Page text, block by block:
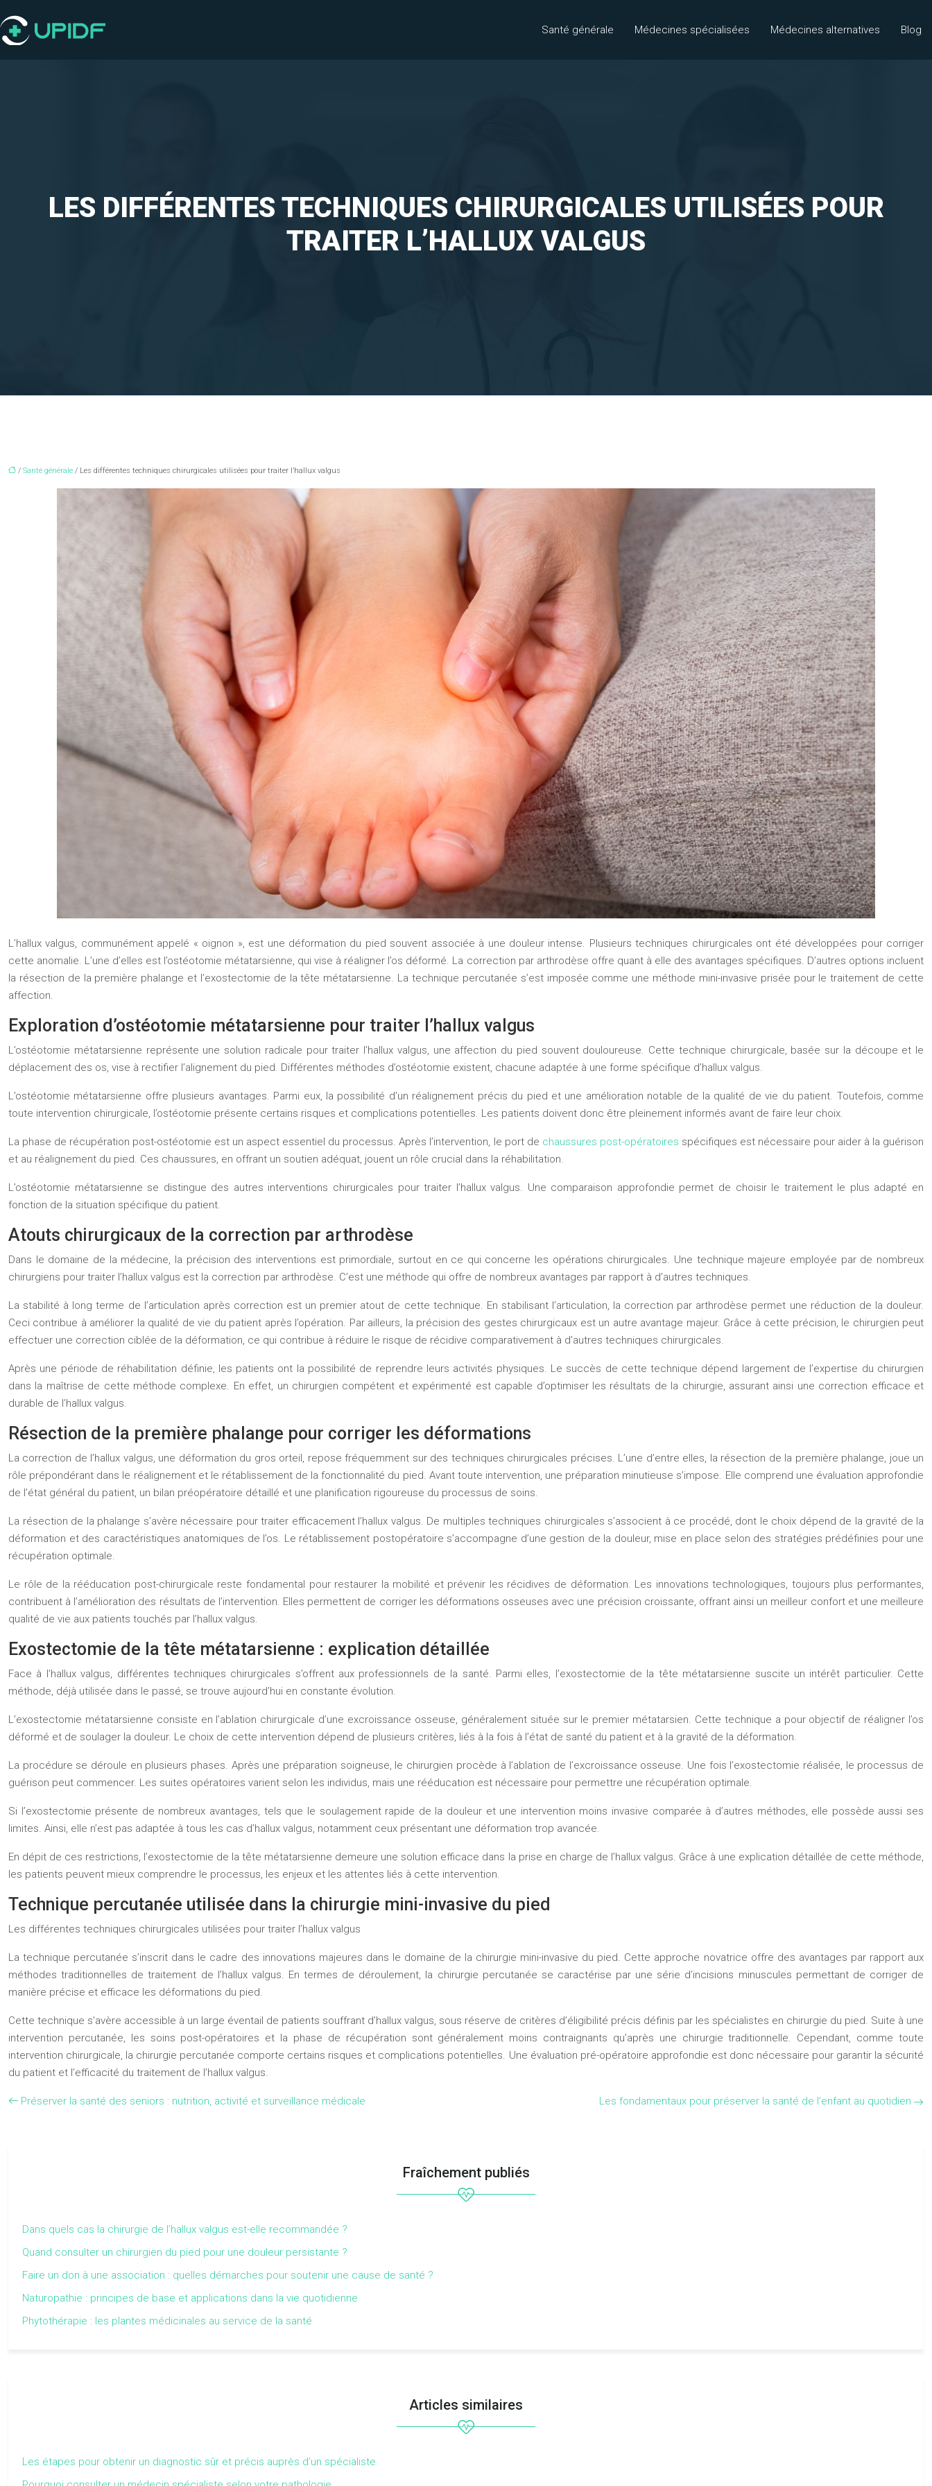
Santé générale Médecines spécialisées Médecines alternatives Blog
LES DIFFÉRENTES TECHNIQUES CHIRURGICALES UTILISÉES POUR
TRAITER L’HALLUX VALGUS
/ Santé générale / Les différentes techniques chirurgicales utilisées pour traiter l’hallux valgus
L’hallux valgus, communément appelé « oignon », est une déformation du pied souvent associée à une douleur intense. Plusieurs techniques chirurgicales ont été développées pour corriger
cette anomalie. L’une d’elles est l’ostéotomie métatarsienne, qui vise à réaligner l’os déformé. La correction par arthrodèse offre quant à elle des avantages spécifiques. D’autres options incluent
la résection de la première phalange et l’exostectomie de la tête métatarsienne. La technique percutanée s’est imposée comme une méthode mini-invasive prisée pour le traitement de cette
affection.
Exploration d’ostéotomie métatarsienne pour traiter l’hallux valgus
L’ostéotomie métatarsienne représente une solution radicale pour traiter l’hallux valgus, une affection du pied souvent douloureuse. Cette technique chirurgicale, basée sur la découpe et le
déplacement des os, vise à rectifier l’alignement du pied. Différentes méthodes d’ostéotomie existent, chacune adaptée à une forme spécifique d’hallux valgus.
L’ostéotomie métatarsienne offre plusieurs avantages. Parmi eux, la possibilité d’un réalignement précis du pied et une amélioration notable de la qualité de vie du patient. Toutefois, comme
toute intervention chirurgicale, l’ostéotomie présente certains risques et complications potentielles. Les patients doivent donc être pleinement informés avant de faire leur choix.
La phase de récupération post-ostéotomie est un aspect essentiel du processus. Après l’intervention, le port de chaussures post-opératoires spécifiques est nécessaire pour aider à la guérison
et au réalignement du pied. Ces chaussures, en offrant un soutien adéquat, jouent un rôle crucial dans la réhabilitation.
L’ostéotomie métatarsienne se distingue des autres interventions chirurgicales pour traiter l’hallux valgus. Une comparaison approfondie permet de choisir le traitement le plus adapté en
fonction de la situation spécifique du patient.
Atouts chirurgicaux de la correction par arthrodèse
Dans le domaine de la médecine, la précision des interventions est primordiale, surtout en ce qui concerne les opérations chirurgicales. Une technique majeure employée par de nombreux
chirurgiens pour traiter l’hallux valgus est la correction par arthrodèse. C’est une méthode qui offre de nombreux avantages par rapport à d’autres techniques.
La stabilité à long terme de l’articulation après correction est un premier atout de cette technique. En stabilisant l’articulation, la correction par arthrodèse permet une réduction de la douleur.
Ceci contribue à améliorer la qualité de vie du patient après l’opération. Par ailleurs, la précision des gestes chirurgicaux est un autre avantage majeur. Grâce à cette précision, le chirurgien peut
effectuer une correction ciblée de la déformation, ce qui contribue à réduire le risque de récidive comparativement à d’autres techniques chirurgicales.
Après une période de réhabilitation définie, les patients ont la possibilité de reprendre leurs activités physiques. Le succès de cette technique dépend largement de l’expertise du chirurgien
dans la maîtrise de cette méthode complexe. En effet, un chirurgien compétent et expérimenté est capable d’optimiser les résultats de la chirurgie, assurant ainsi une correction efficace et
durable de l’hallux valgus.
Résection de la première phalange pour corriger les déformations
La correction de l’hallux valgus, une déformation du gros orteil, repose fréquemment sur des techniques chirurgicales précises. L’une d’entre elles, la résection de la première phalange, joue un
rôle prépondérant dans le réalignement et le rétablissement de la fonctionnalité du pied. Avant toute intervention, une préparation minutieuse s’impose. Elle comprend une évaluation approfondie
de l’état général du patient, un bilan préopératoire détaillé et une planification rigoureuse du processus de soins.
La résection de la phalange s’avère nécessaire pour traiter efficacement l’hallux valgus. De multiples techniques chirurgicales s’associent à ce procédé, dont le choix dépend de la gravité de la
déformation et des caractéristiques anatomiques de l’os. Le rétablissement postopératoire s’accompagne d’une gestion de la douleur, mise en place selon des stratégies prédéfinies pour une
récupération optimale.
Le rôle de la rééducation post-chirurgicale reste fondamental pour restaurer la mobilité et prévenir les récidives de déformation. Les innovations technologiques, toujours plus performantes,
contribuent à l’amélioration des résultats de l’intervention. Elles permettent de corriger les déformations osseuses avec une précision croissante, offrant ainsi un meilleur confort et une meilleure
qualité de vie aux patients touchés par l’hallux valgus.
Exostectomie de la tête métatarsienne : explication détaillée
Face à l’hallux valgus, différentes techniques chirurgicales s’offrent aux professionnels de la santé. Parmi elles, l’exostectomie de la tête métatarsienne suscite un intérêt particulier. Cette
méthode, déjà utilisée dans le passé, se trouve aujourd’hui en constante évolution.
L’exostectomie métatarsienne consiste en l’ablation chirurgicale d’une excroissance osseuse, généralement située sur le premier métatarsien. Cette technique a pour objectif de réaligner l’os
déformé et de soulager la douleur. Le choix de cette intervention dépend de plusieurs critères, liés à la fois à l’état de santé du patient et à la gravité de la déformation.
La procédure se déroule en plusieurs phases. Après une préparation soigneuse, le chirurgien procède à l’ablation de l’excroissance osseuse. Une fois l’exostectomie réalisée, le processus de
guérison peut commencer. Les suites opératoires varient selon les individus, mais une rééducation est nécessaire pour permettre une récupération optimale.
Si l’exostectomie présente de nombreux avantages, tels que le soulagement rapide de la douleur et une intervention moins invasive comparée à d’autres méthodes, elle possède aussi ses
limites. Ainsi, elle n’est pas adaptée à tous les cas d’hallux valgus, notamment ceux présentant une déformation trop avancée.
En dépit de ces restrictions, l’exostectomie de la tête métatarsienne demeure une solution efficace dans la prise en charge de l’hallux valgus. Grâce à une explication détaillée de cette méthode,
les patients peuvent mieux comprendre le processus, les enjeux et les attentes liés à cette intervention.
Technique percutanée utilisée dans la chirurgie mini-invasive du pied
Les différentes techniques chirurgicales utilisées pour traiter l’hallux valgus
La technique percutanée s’inscrit dans le cadre des innovations majeures dans le domaine de la chirurgie mini-invasive du pied. Cette approche novatrice offre des avantages par rapport aux
méthodes traditionnelles de traitement de l’hallux valgus. En termes de déroulement, la chirurgie percutanée se caractérise par une série d’incisions minuscules permettant de corriger de
manière précise et efficace les déformations du pied.
Cette technique s’avère accessible à un large éventail de patients souffrant d’hallux valgus, sous réserve de critères d’éligibilité précis définis par les spécialistes en chirurgie du pied. Suite à une
intervention percutanée, les soins post-opératoires et la phase de récupération sont généralement moins contraignants qu’après une chirurgie traditionnelle. Cependant, comme toute
intervention chirurgicale, la chirurgie percutanée comporte certains risques et complications potentielles. Une évaluation pré-opératoire approfondie est donc nécessaire pour garantir la sécurité
du patient et l’efficacité du traitement de l’hallux valgus.
Préserver la santé des seniors : nutrition, activité et surveillance médicale Les fondamentaux pour préserver la santé de l’enfant au quotidien
Fraîchement publiés
Dans quels cas la chirurgie de l’hallux valgus est-elle recommandée ?
Quand consulter un chirurgien du pied pour une douleur persistante ?
Faire un don à une association : quelles démarches pour soutenir une cause de santé ?
Naturopathie : principes de base et applications dans la vie quotidienne
Phytothérapie : les plantes médicinales au service de la santé
Articles similaires
Les étapes pour obtenir un diagnostic sûr et précis auprès d’un spécialiste